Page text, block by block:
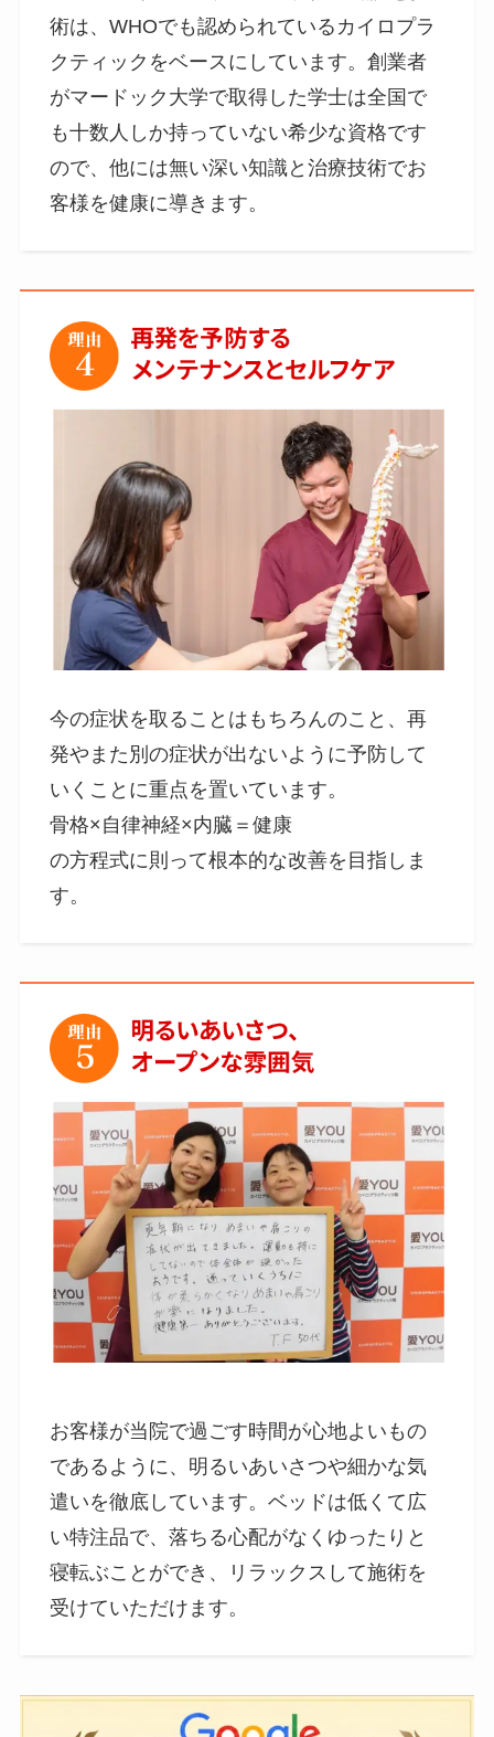
術は、WHOでも認められているカイロプラ
クティックをベースにしています。創業者
がマードック大学で取得した学士は全国で
も十数人しか持っていない希少な資格です
ので、他には無い深い知識と治療技術でお
客様を健康に導きます。
今の症状を取ることはもちろんのこと、再
発やまた別の症状が出ないように予防して
いくことに重点を置いています。
骨格×自律神経×内臓＝健康
の方程式に則って根本的な改善を目指しま
す。
お客様が当院で過ごす時間が心地よいもの
であるように、明るいあいさつや細かな気
遣いを徹底しています。ベッドは低くて広
い特注品で、落ちる心配がなくゆったりと
寝転ぶことができ、リラックスして施術を
受けていただけます。